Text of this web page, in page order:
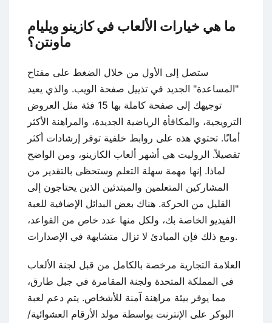
ما هي خيارات الألعاب في كازينو ويليام
ماونتن؟
ستصل إلى الأول من خلال الضغط على مفتاح
"المساعدة" الجديد في تذييل صفحة الويب. والذي يعيد
توجيهك إلى صفحة كاملة بها 15 فئة مثل العروض
الترويجية، والمكافأة الرياضية الجديدة، والمراهنة الأكثر
أمانًا. تحتوي هذه على روابط خلفية توفر إرشادات أكثر
تفصيلاً. الروليت هي أشهر ألعاب الكازينو، ومن الواضح
لماذا. إنها مهمة سهلة التعلم وستحظى بالتقدير من
المشاركين المتعلمين والمبتدئين الذين يحتاجون إلى
القليل من الحركة. هناك بعض البدائل الإضافية للعبة
الفيديو الخاصة بك، ولكل منها عدد خاص من القواعد،
ومع ذلك فإن المبادئ لا تزال متشابهة في الإصدارات.
العلامة التجارية مرخصة بالكامل من قبل لجنة الألعاب
في المملكة المتحدة ولجنة المقامرة في جبل طارق،
مما يوفر بيئة مراهنة آمنة للأشخاص. يتم دعم لعبة
البوكر على الإنترنت بواسطة مولد الأرقام العشوائية/